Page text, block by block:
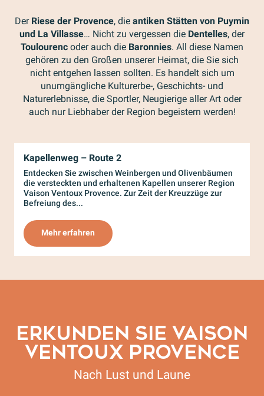
Der Riese der Provence, die antiken Stätten von Puymin
und La Villasse… Nicht zu vergessen die Dentelles, der
Toulourenc oder auch die Baronnies. All diese Namen
gehören zu den Großen unserer Heimat, die Sie sich
nicht entgehen lassen sollten. Es handelt sich um
unumgängliche Kulturerbe-, Geschichts- und
Naturerlebnisse, die Sportler, Neugierige aller Art oder
auch nur Liebhaber der Region begeistern werden!
Kapellenweg – Route 2
Entdecken Sie zwischen Weinbergen und Olivenbäumen
die versteckten und erhaltenen Kapellen unserer Region
Vaison Ventoux Provence. Zur Zeit der Kreuzzüge zur
Befreiung des...
Mehr erfahren
ERKUNDEN SIE VAISON
VENTOUX PROVENCE
Nach Lust und Laune